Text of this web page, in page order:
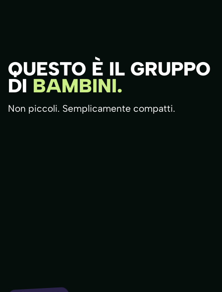
QUESTO È IL GRUPPO
DI BAMBINI.
Non piccoli. Semplicamente compatti.